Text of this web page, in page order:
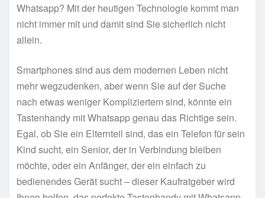
Whatsapp? Mit der heutigen Technologie kommt man
nicht immer mit und damit sind Sie sicherlich nicht
allein.
Smartphones sind aus dem modernen Leben nicht
mehr wegzudenken, aber wenn Sie auf der Suche
nach etwas weniger Kompliziertem sind, könnte ein
Tastenhandy mit Whatsapp genau das Richtige sein.
Egal, ob Sie ein Elternteil sind, das ein Telefon für sein
Kind sucht, ein Senior, der in Verbindung bleiben
möchte, oder ein Anfänger, der ein einfach zu
bedienendes Gerät sucht – dieser Kaufratgeber wird